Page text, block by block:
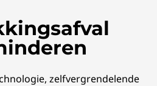
zelfvergrendelende